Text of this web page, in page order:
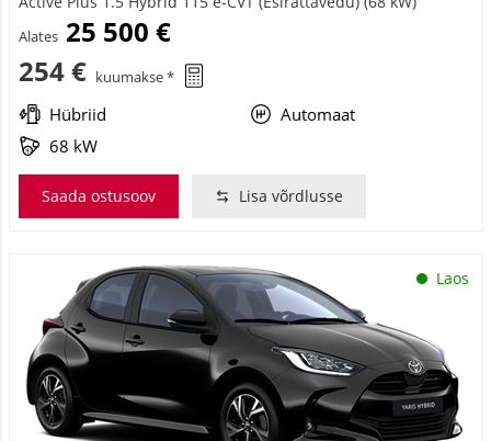
Alates 25 500 €
254 € kuumakse *
Hübriid
Automaat
68 kW
Saada ostusoov Lisa võrdlusse
Laos